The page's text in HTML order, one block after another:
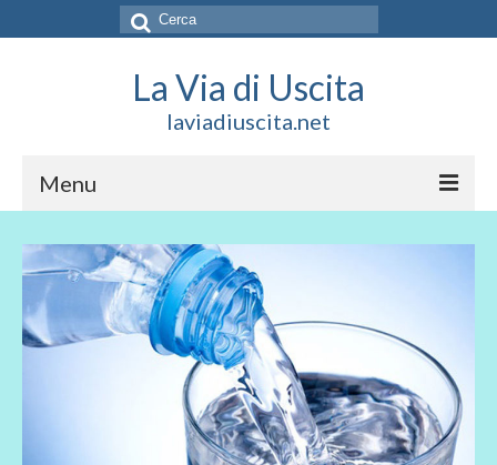
Cerca:
La Via di Uscita
laviadiuscita.net
Menu
HOME
CHI SIAMO
SOCIAL